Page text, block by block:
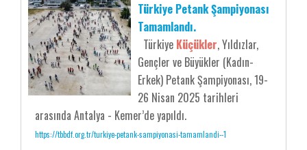
Türkiye Petank Şampiyonası
Tamamlandı.
Türkiye Küçükler, Yıldızlar,
Gençler ve Büyükler (Kadın-
Erkek) Petank Şampiyonası, 19-
26 Nisan 2025 tarihleri
arasında Antalya - Kemer’de yapıldı.
https://tbbdf.org.tr/turkiye-petank-sampiyonasi-tamamlandi--1